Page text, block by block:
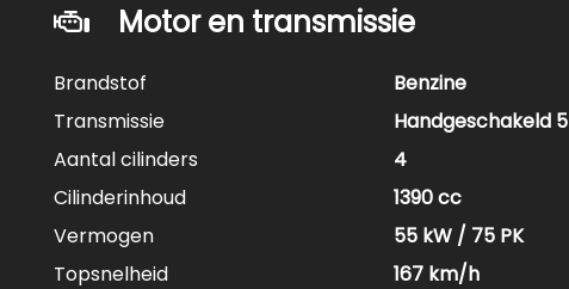
Motor en transmissie
Brandstof
Benzine
Transmissie
Handgeschakeld 5
Aantal cilinders
4
Cilinderinhoud
1390 cc
Vermogen
55 kW / 75 PK
Topsnelheid
167 km/h